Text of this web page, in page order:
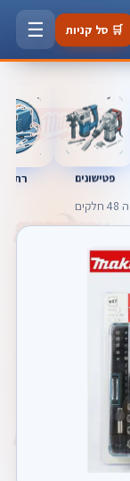
🛒 סל קניות ☰
פטישונים